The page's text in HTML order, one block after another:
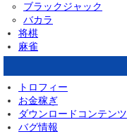
ブラックジャック
バカラ
将棋
麻雀
トロフィー
お金稼ぎ
ダウンロードコンテンツ
バグ情報